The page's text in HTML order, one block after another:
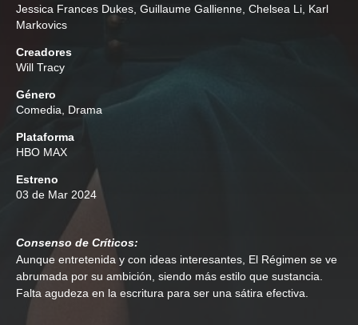
Jessica Frances Dukes Guillaume Gallienne Chelsea Li Karl
Markovics
Creadores
Will Tracy
Género
Comedia
Drama
Plataforma
HBO MAX
Estreno
03 de Mar 2024
Consenso de Críticos:
Aunque entretenida y con ideas interesantes, El Régimen se ve
abrumada por su ambición, siendo más estilo que sustancia.
Falta agudeza en la escritura para ser una sátira efectiva.